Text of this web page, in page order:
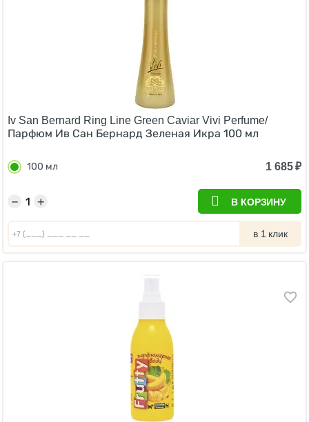
Iv San Bernard Ring Line Green Caviar Vivi Perfume/
Парфюм Ив Сан Бернард Зеленая Икра 100 мл
100 мл 1 685₽
+
− В КОРЗИНУ
в 1 клик